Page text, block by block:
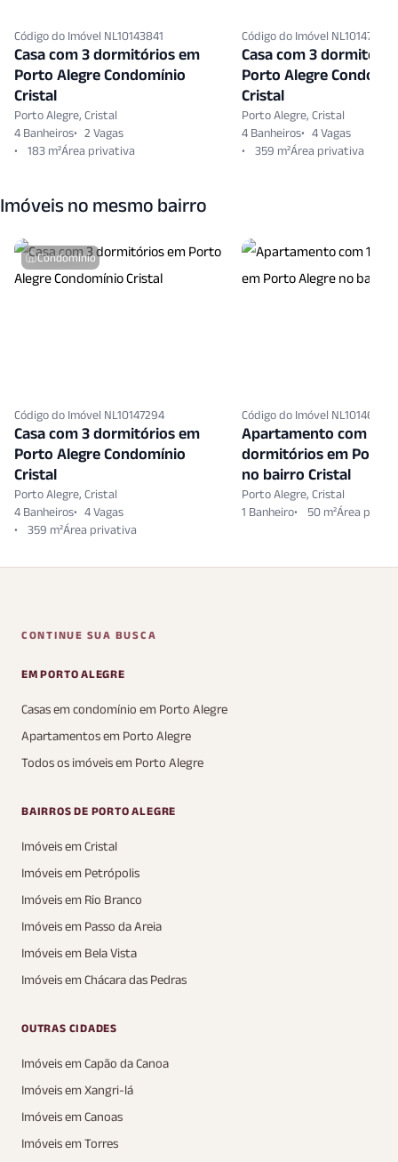
Código do Imóvel NL10143841
Casa com 3 dormitórios em
Porto Alegre Condomínio
Cristal
Porto Alegre, Cristal
4 Banheiros
2 Vagas
183 m²
Código do Imóvel NL10147294
Casa com 3
Porto Alegre
Cristal
Porto Alegre, Cristal
4 Banheiros
4 Vagas
359 m²
Imóveis no mesmo bairro
Condomínio
Código do Imóvel NL10147294
Casa com 3 dormitórios em
Porto Alegre Condomínio
Cristal
Porto Alegre, Cristal
4 Banheiros
4 Vagas
359 m²
Código do Imóvel NL10146161
Apartamento com 1
dormitórios em Porto
no bairro Cristal
Porto Alegre, Cristal
1 Banheiro
50 m²
CONTINUE SUA BUSCA
EM PORTO ALEGRE
Casas em condomínio em Porto Alegre
Apartamentos em Porto Alegre
Todos os imóveis em Porto Alegre
BAIRROS DE PORTO ALEGRE
Imóveis em Cristal
Imóveis em Petrópolis
Imóveis em Rio Branco
Imóveis em Passo da Areia
Imóveis em Bela Vista
Imóveis em Chácara das Pedras
OUTRAS CIDADES
Imóveis em Capão da Canoa
Imóveis em Xangri-lá
Imóveis em Canoas
Imóveis em Torres